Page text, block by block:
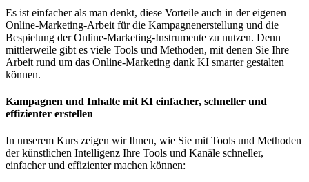
Es ist einfacher als man denkt, diese Vorteile auch in der eigenen
Online-Marketing-Arbeit für die Kampagnenerstellung und die
Bespielung der Online-Marketing-Instrumente zu nutzen. Denn
mittlerweile gibt es viele Tools und Methoden, mit denen Sie Ihre
Arbeit rund um das Online-Marketing dank KI smarter gestalten
können.
Kampagnen und Inhalte mit KI einfacher, schneller und
effizienter erstellen
In unserem Kurs zeigen wir Ihnen, wie Sie mit Tools und Methoden
der künstlichen Intelligenz Ihre Tools und Kanäle schneller,
einfacher und effizienter machen können: